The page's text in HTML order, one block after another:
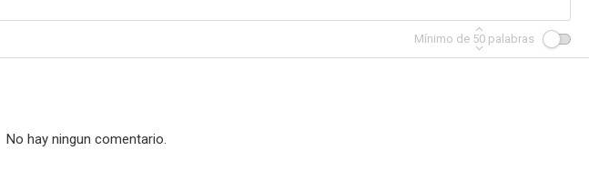
Mínimo de 50 palabras
No hay ningun comentario.